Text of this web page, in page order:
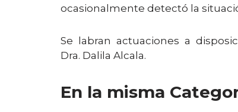
ocasionalmente detectó la
Se labran actuaciones a
Dra. Dalila Alcala.
En la misma